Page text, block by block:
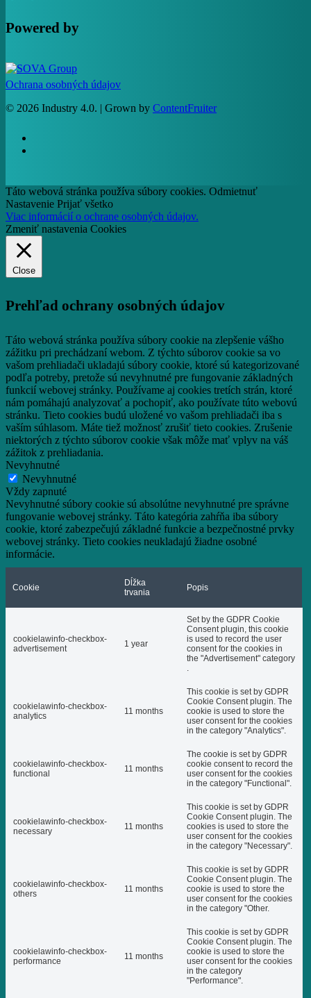
Powered by
Ochrana osobných údajov
© 2026 Industry 4.0. | Grown by ContentFruiter
Táto webová stránka používa súbory cookies. Odmietnuť
Nastavenie Prijať všetko
Viac informácií o ochrane osobných údajov.
Zmeniť nastavenia Cookies
Close
Prehľad ochrany osobných údajov
Táto webová stránka používa súbory cookie na zlepšenie vášho
zážitku pri prechádzaní webom. Z týchto súborov cookie sa vo
vašom prehliadači ukladajú súbory cookie, ktoré sú kategorizované
podľa potreby, pretože sú nevyhnutné pre fungovanie základných
funkcií webovej stránky. Používame aj cookies tretích strán, ktoré
nám pomáhajú analyzovať a pochopiť, ako používate túto webovú
stránku. Tieto cookies budú uložené vo vašom prehliadači iba s
vaším súhlasom. Máte tiež možnosť zrušiť tieto cookies. Zrušenie
niektorých z týchto súborov cookie však môže mať vplyv na váš
zážitok z prehliadania.
Nevyhnutné
Nevyhnutné
Vždy zapnuté
Nevyhnutné súbory cookie sú absolútne nevyhnutné pre správne
fungovanie webovej stránky. Táto kategória zahŕňa iba súbory
cookie, ktoré zabezpečujú základné funkcie a bezpečnostné prvky
webovej stránky. Tieto cookies neukladajú žiadne osobné
informácie.
Cookie
Dĺžka
trvania
Popis
cookielawinfo-checkbox-
advertisement
1 year
Set by the GDPR Cookie
Consent plugin, this cookie
is used to record the user
consent for the cookies in
the "Advertisement" category
.
cookielawinfo-checkbox-
analytics
11 months
This cookie is set by GDPR
Cookie Consent plugin. The
cookie is used to store the
user consent for the cookies
in the category "Analytics".
cookielawinfo-checkbox-
functional
11 months
The cookie is set by GDPR
cookie consent to record the
user consent for the cookies
in the category "Functional".
cookielawinfo-checkbox-
necessary
11 months
This cookie is set by GDPR
Cookie Consent plugin. The
cookies is used to store the
user consent for the cookies
in the category "Necessary".
cookielawinfo-checkbox-
others
11 months
This cookie is set by GDPR
Cookie Consent plugin. The
cookie is used to store the
user consent for the cookies
in the category "Other.
cookielawinfo-checkbox-
performance
11 months
This cookie is set by GDPR
Cookie Consent plugin. The
cookie is used to store the
user consent for the cookies
in the category
"Performance".